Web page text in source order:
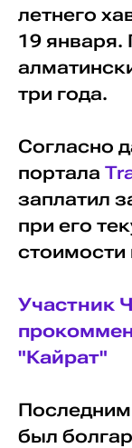
летнего
19 января.
три года.
Согласно
портала
заплатил
при его
стоимости
Участник
"Кайрат"
был